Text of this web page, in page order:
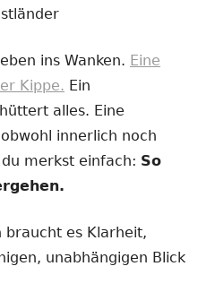
ins Wanken. Eine
Kippe. Ein
alles. Eine
innerlich noch
merkst einfach: So
braucht es Klarheit,
unabhängigen Blick